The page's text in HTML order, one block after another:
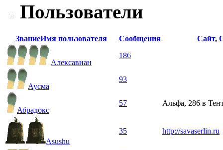
Пользователи
ЗваниеИмя пользователя Сообщения Сайт,
Алексавиан
186
Аусма
93
Абрадокс
57 Альфа, 286 в
Asushu
35 http://savaserlin.ru